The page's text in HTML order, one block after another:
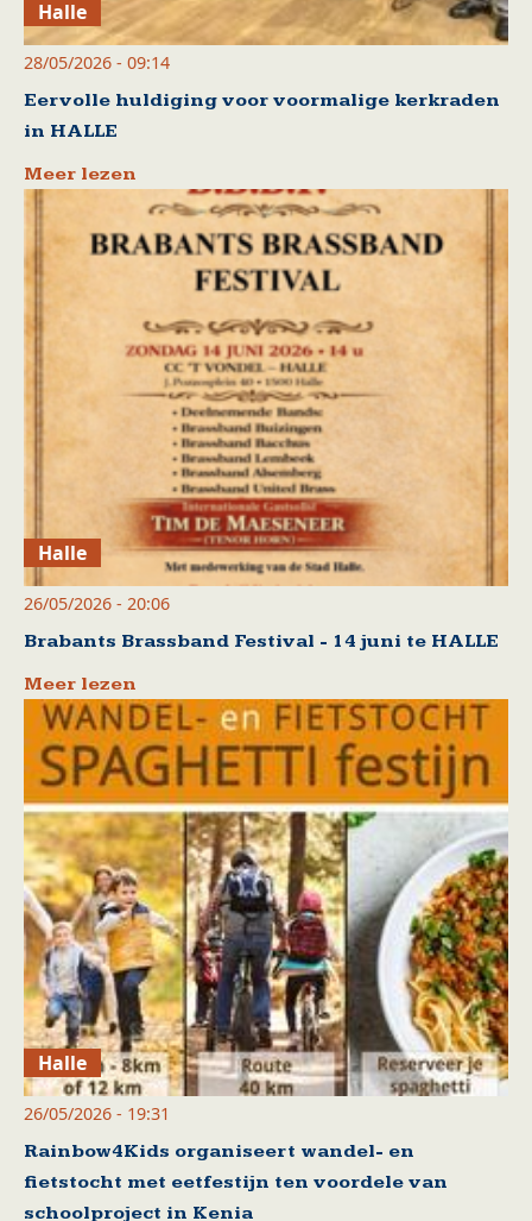
Halle
28/05/2026 - 09:14
Eervolle huldiging voor voormalige kerkraden
in HALLE
Meer lezen
Halle
26/05/2026 - 20:06
Brabants Brassband Festival - 14 juni te HALLE
Meer lezen
Halle
26/05/2026 - 19:31
Rainbow4Kids organiseert wandel- en
fietstocht met eetfestijn ten voordele van
schoolproject in Kenia